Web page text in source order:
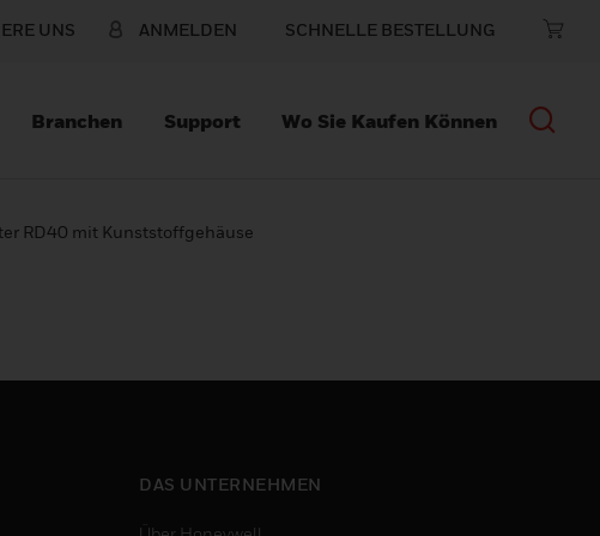
UNS ANMELDEN SCHNELLE BESTELLUNG
Branchen Support Wo Sie Kaufen Können
RD40 mit Kunststoffgehäuse
DAS UNTERNEHMEN